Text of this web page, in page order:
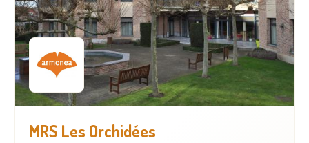
MRS Les Orchidées